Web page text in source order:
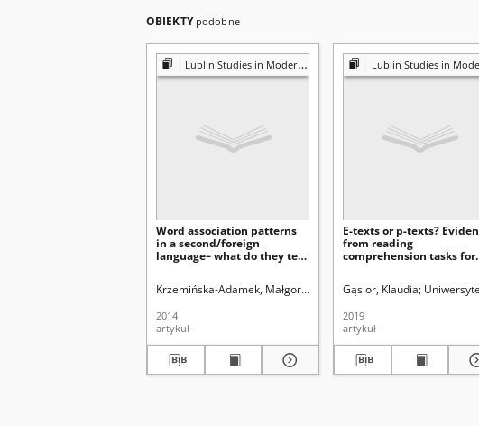
OBIEKTY podobne
Lublin Studies in Modern Languages and Literature
Word association patterns
in a second/foreign
language– what do they tell
Krzemińska-Adamek, Małgorzata Uniwersytet Marii Curie-
2014
artykuł
Lublin Studies in Modern Languages and
E-texts or p-texts?
from reading
comprehension tasks for
Gąsior, Klaudia
2019
artykuł